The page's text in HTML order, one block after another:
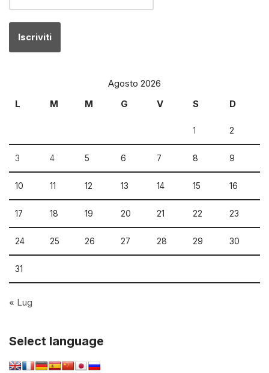
Agosto 2026
L
M M G V S D
1 2
3 4 5 6 7 8 9
10 11 12 13 14 15 16
17 18 19 20 21 22 23
24 25 26 27 28 29 30
31
« Lug
Select language